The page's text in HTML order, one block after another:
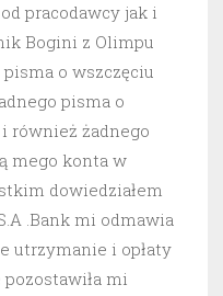
pracodawcy jak i
Bogini z Olimpu
pisma o wszczęciu
pisma o
również żadnego
mego konta w
dowiedziałem
.Bank mi odmawia
utrzymanie i opłaty
mi